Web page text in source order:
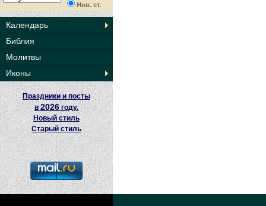
Нов. ст.
Календарь
Библия
Молитвы
Иконы
Праздники и посты
в2026 году.
Новый стиль
Старый стиль